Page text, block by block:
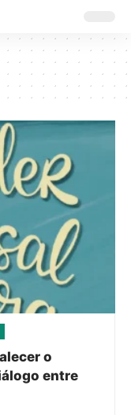
o
entre